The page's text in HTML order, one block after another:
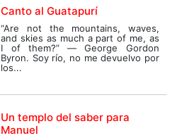
Canto al Guatapurí
“Are not the mountains, waves,
and skies as much a part of me, as
I of them?” ― George Gordon
Byron. Soy río, no me devuelvo por
los...
Un templo del saber para
Manuel